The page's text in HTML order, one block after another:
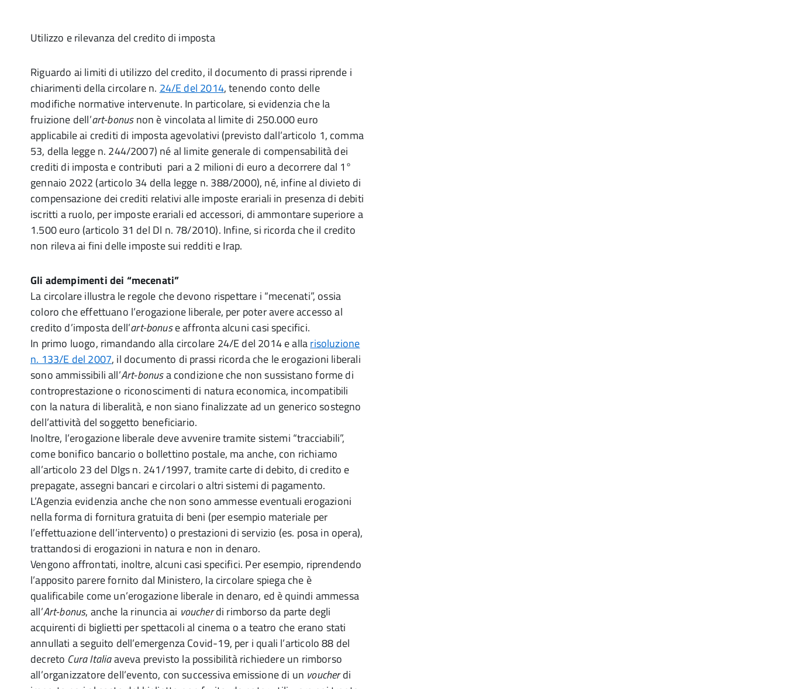
Utilizzo e rilevanza del credito di imposta
Riguardo ai limiti di utilizzo del credito, il documento di prassi riprende i
chiarimenti della circolare n. 24/E del 2014, tenendo conto delle
modifiche normative intervenute. In particolare, si evidenzia che la
fruizione dell’art-bonusnon è vincolata al limite di 250.000 euro
applicabile ai crediti di imposta agevolativi (previsto dall’articolo 1, comma
53, della legge n. 244/2007) né al limite generale di compensabilità dei
crediti di imposta e contributi pari a 2 milioni di euro a decorrere dal 1°
gennaio 2022 (articolo 34 della legge n. 388/2000), né, infine al divieto di
compensazione dei crediti relativi alle imposte erariali in presenza di debiti
iscritti a ruolo, per imposte erariali ed accessori, di ammontare superiore a
1.500 euro (articolo 31 del Dl n. 78/2010). Infine, si ricorda che il credito
non rileva ai fini delle imposte sui redditi e Irap.
Gli adempimenti dei “mecenati”
La circolare illustra le regole che devono rispettare i “mecenati”, ossia
coloro che effettuano l’erogazione liberale, per poter avere accesso al
credito d’imposta dell’art-bonuse affronta alcuni casi specifici.
In primo luogo, rimandando alla circolare 24/E del 2014 e allarisoluzione
n. 133/E del 2007, il documento di prassi ricorda che le erogazioni liberali
sono ammissibili all’Art-bonusa condizione che non sussistano forme di
controprestazione o riconoscimenti di natura economica, incompatibili
con la natura di liberalità, e non siano finalizzate ad un generico sostegno
dell’attività del soggetto beneficiario.
Inoltre, l’erogazione liberale deve avvenire tramite sistemi “tracciabili”,
come bonifico bancario o bollettino postale, ma anche, con richiamo
all’articolo 23 del Dlgs n. 241/1997, tramite carte di debito, di credito e
prepagate, assegni bancari e circolari o altri sistemi di pagamento.
L’Agenzia evidenzia anche che non sono ammesse eventuali erogazioni
nella forma di fornitura gratuita di beni (per esempio materiale per
l’effettuazione dell’intervento) o prestazioni di servizio (es. posa in opera),
trattandosi di erogazioni in natura e non in denaro.
Vengono affrontati, inoltre, alcuni casi specifici. Per esempio, riprendendo
l’apposito parere fornito dal Ministero, la circolare spiega che è
qualificabile come un’erogazione liberale in denaro, ed è quindi ammessa
all’Art-bonus, anche la rinuncia ai voucherdi rimborso da parte degli
acquirenti di biglietti per spettacoli al cinema o a teatro che erano stati
annullati a seguito dell’emergenza Covid-19, per i quali l’articolo 88 del
decreto Cura Italiaaveva previsto la possibilità richiedere un rimborso
all’organizzatore dell’evento, con successiva emissione di un voucherdi